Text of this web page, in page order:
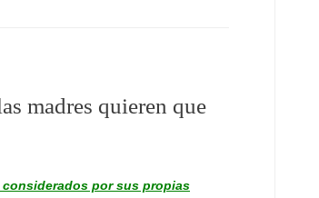
madres quieren que
por sus propias